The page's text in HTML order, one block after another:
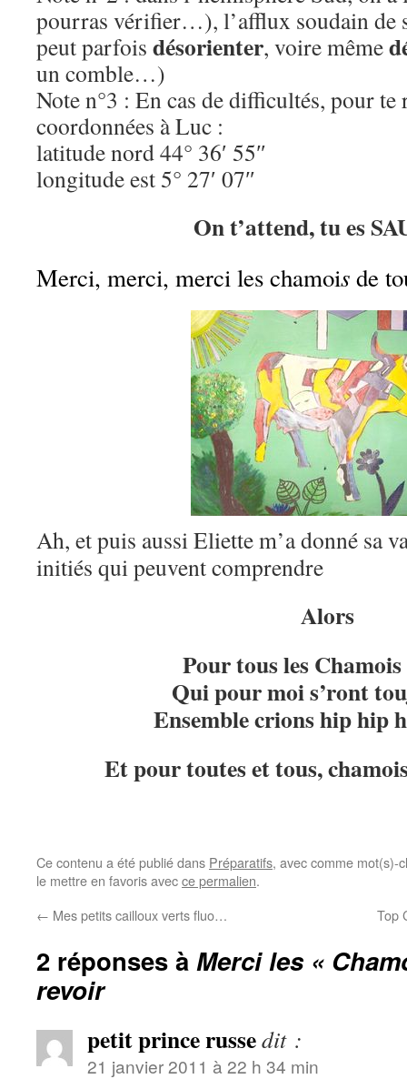
pourras vérifier…), l’afflux soudain de
peut parfois désorienter, voire même
un comble…)
Note n°3 : En cas de difficultés, pour te
coordonnées à Luc :
latitude nord 44° 36′ 55″
longitude est 5° 27′ 07″
On t’attend, tu es
Merci, merci, merci les chamoisde
Ah, et puis aussi Eliette m’a donné sa
initiés qui peuvent comprendre
Alors
Pour tous les
Qui pour moi s’ront
Ensemble crions hip hip
Et pour toutes et tous,
Ce contenu a été publié dans Préparatifs, avec comme mot(s)-
le mettre en favoris avecce permalien.
← Mes petits cailloux verts fluo… Top
2 réponses à Merci les «
revoir
petit prince russedit :
21 janvier 2011 à 22 h 34 min